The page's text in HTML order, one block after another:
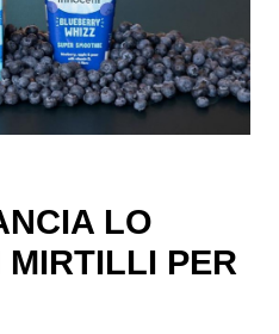
LO
MIRTILLI PER